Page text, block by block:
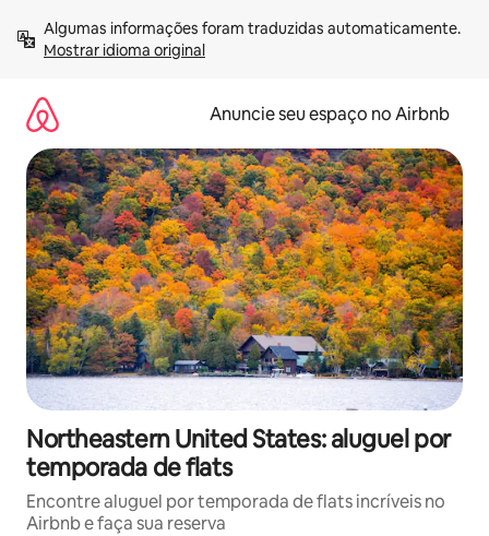
para
Mostrar idioma original
Anuncie seu espaço no Airbnb
Northeastern United States: aluguel por
temporada de flats
Encontre aluguel por temporada de flats incríveis no
Airbnb e faça sua reserva